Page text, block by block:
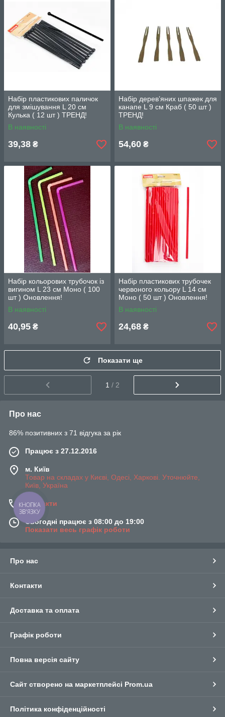
Набір пластикових паличок
для змішування L 20 см
Кулька ( 12 шт ) ТРЕНД!
В наявності
39,38 ₴
Набір дерев’яних шпажек для
канапе L 9 см Краб ( 50 шт )
ТРЕНД!
В наявності
54,60 ₴
Набір кольорових трубочок із
вигином L 23 cм Моно ( 100
шт ) Оновлення!
В наявності
40,95 ₴
Набіp пластикових трубочек
червоного кольору L 14 см
Моно ( 50 шт ) Оновлення!
В наявності
24,68 ₴
Показати ще
1 / 2
Про нас
86% позитивних з 71 відгука за рік
Працює з 27.12.2016
м. Київ
Товар на складах у Києві, Одесі, Харкові. Уточнюйте,
Київ, Україна
Контакти
Сьогодні працює з 08:00 до 19:00
Показати весь графік роботи
Про нас
Контакти
Доставка та оплата
Графік роботи
Повна версія сайту
Сайт створено на маркетплейсі Prom.ua
Політика конфіденційності
КНОПКА
ЗВ'ЯЗКУ